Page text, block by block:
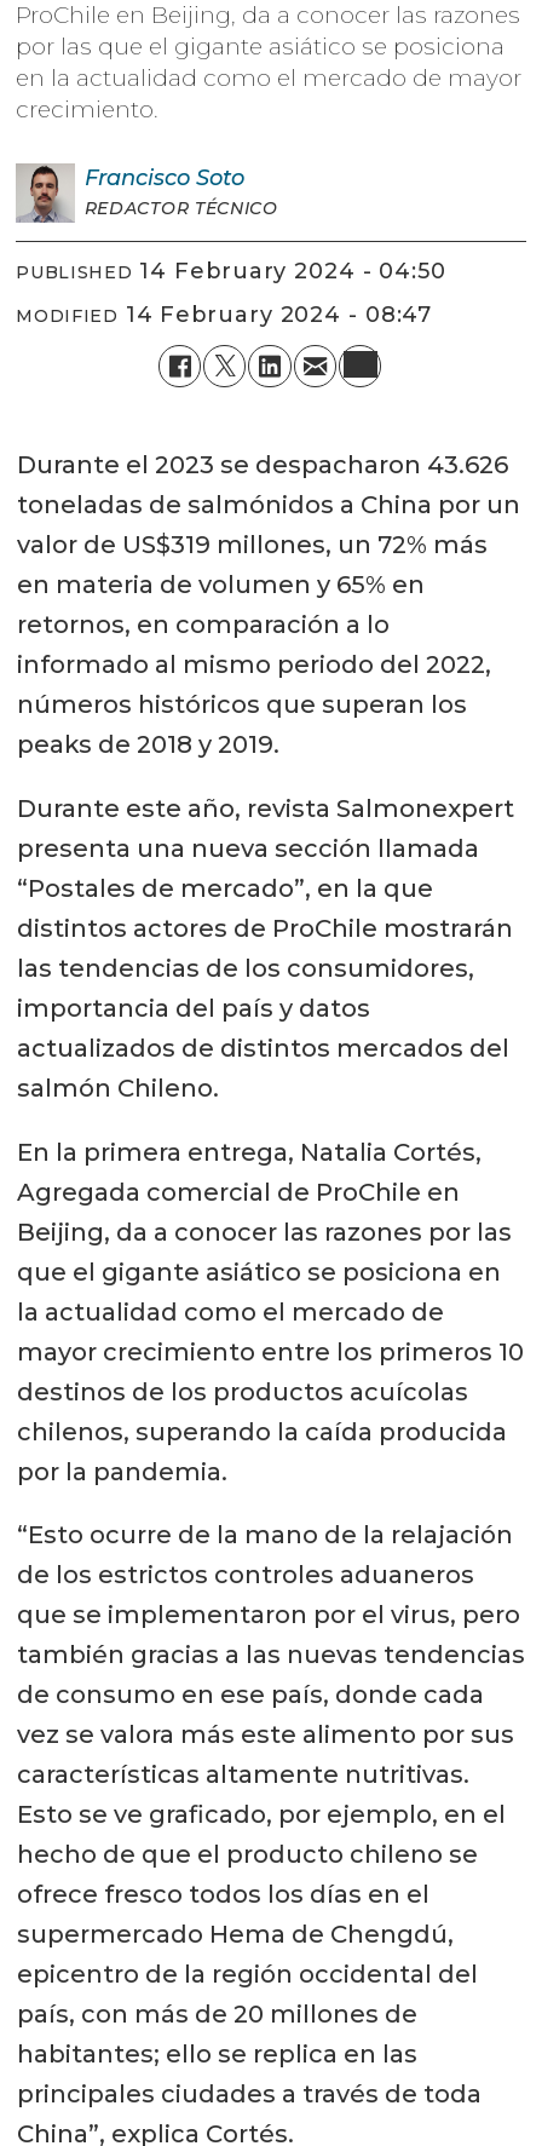
ProChile en Beijing, da a conocer las razones
por las que el gigante asiático se posiciona
en la actualidad como el mercado de mayor
crecimiento.
Francisco Soto
REDACTOR TÉCNICO
PUBLISHED 14 February 2024 - 04:50
MODIFIED 14 February 2024 - 08:47
Durante el 2023 se despacharon 43.626
toneladas de salmónidos a China por un
valor de US$319 millones, un 72% más
en materia de volumen y 65% en
retornos, en comparación a lo
informado al mismo periodo del 2022,
números históricos que superan los
peaks de 2018 y 2019.
Durante este año, revista Salmonexpert
presenta una nueva sección llamada
“Postales de mercado”, en la que
distintos actores de ProChile mostrarán
las tendencias de los consumidores,
importancia del país y datos
actualizados de distintos mercados del
salmón Chileno.
En la primera entrega, Natalia Cortés,
Agregada comercial de ProChile en
Beijing, da a conocer las razones por las
que el gigante asiático se posiciona en
la actualidad como el mercado de
mayor crecimiento entre los primeros 10
destinos de los productos acuícolas
chilenos, superando la caída producida
por la pandemia.
“Esto ocurre de la mano de la relajación
de los estrictos controles aduaneros
que se implementaron por el virus, pero
también gracias a las nuevas tendencias
de consumo en ese país, donde cada
vez se valora más este alimento por sus
características altamente nutritivas.
Esto se ve graficado, por ejemplo, en el
hecho de que el producto chileno se
ofrece fresco todos los días en el
supermercado Hema de Chengdú,
epicentro de la región occidental del
país, con más de 20 millones de
habitantes; ello se replica en las
principales ciudades a través de toda
China”, explica Cortés.